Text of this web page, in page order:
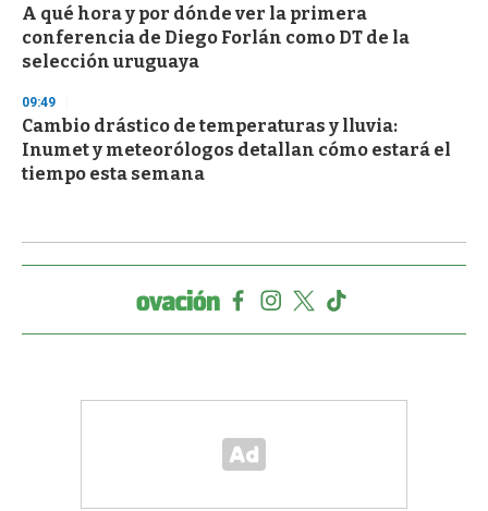
A qué hora y por dónde ver la primera
conferencia de Diego Forlán como DT de la
selección uruguaya
09:49
Cambio drástico de temperaturas y lluvia:
Inumet y meteorólogos detallan cómo estará el
tiempo esta semana